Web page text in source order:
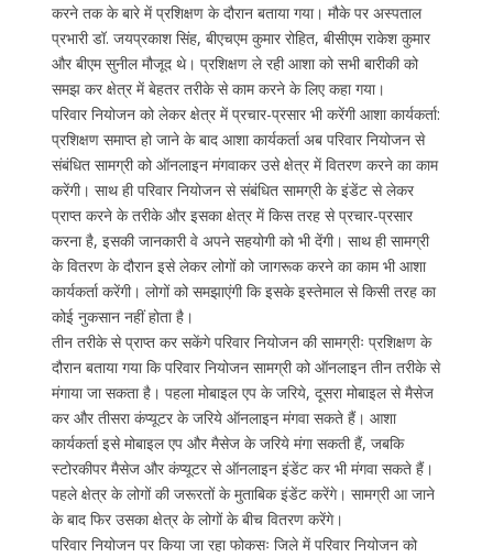
करने तक के बारे में प्रशिक्षण के दौरान बताया गया। मौके पर अस्पताल
प्रभारी डॉ. जयप्रकाश सिंह, बीएचएम कुमार रोहित, बीसीएम राकेश कुमार
और बीएम सुनील मौजूद थे। प्रशिक्षण ले रही आशा को सभी बारीकी को
समझ कर क्षेत्र में बेहतर तरीके से काम करने के लिए कहा गया।
परिवार नियोजन को लेकर क्षेत्र में प्रचार-प्रसार भी करेंगी आशा कार्यकर्ता:
प्रशिक्षण समाप्त हो जाने के बाद आशा कार्यकर्ता अब परिवार नियोजन से
संबंधित सामग्री को ऑनलाइन मंगवाकर उसे क्षेत्र में वितरण करने का काम
करेंगी। साथ ही परिवार नियोजन से संबंधित सामग्री के इंडेंट से लेकर
प्राप्त करने के तरीके और इसका क्षेत्र में किस तरह से प्रचार-प्रसार
करना है, इसकी जानकारी वे अपने सहयोगी को भी देंगी। साथ ही सामग्री
के वितरण के दौरान इसे लेकर लोगों को जागरूक करने का काम भी आशा
कार्यकर्ता करेंगी। लोगों को समझाएंगी कि इसके इस्तेमाल से किसी तरह का
कोई नुकसान नहीं होता है।
तीन तरीके से प्राप्त कर सकेंगे परिवार नियोजन की सामग्रीः प्रशिक्षण के
दौरान बताया गया कि परिवार नियोजन सामग्री को ऑनलाइन तीन तरीके से
मंगाया जा सकता है। पहला मोबाइल एप के जरिये, दूसरा मोबाइल से मैसेज
कर और तीसरा कंप्यूटर के जरिये ऑनलाइन मंगवा सकते हैं। आशा
कार्यकर्ता इसे मोबाइल एप और मैसेज के जरिये मंगा सकती हैं, जबकि
स्टोरकीपर मैसेज और कंप्यूटर से ऑनलाइन इंडेंट कर भी मंगवा सकते हैं।
पहले क्षेत्र के लोगों की जरूरतों के मुताबिक इंडेंट करेंगे। सामग्री आ जाने
के बाद फिर उसका क्षेत्र के लोगों के बीच वितरण करेंगे।
परिवार नियोजन पर किया जा रहा फोकसः जिले में परिवार नियोजन को